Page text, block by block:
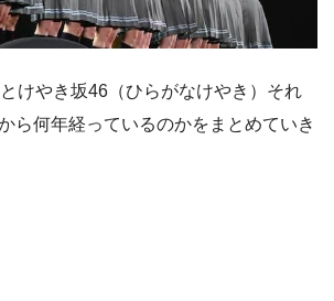
けやき坂46（ひらがなけやき）それ
ら何年経っているのかをまとめていき